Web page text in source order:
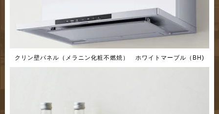
クリン壁パネル（メラニン化粧不燃焼） ホワイトマーブル（BH)